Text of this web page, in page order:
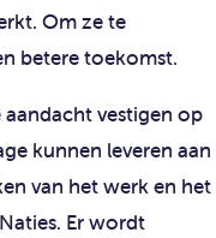
Om ze te
betere toekomst.
aandacht vestigen op
kunnen leveren aan
van het werk en het
Er wordt